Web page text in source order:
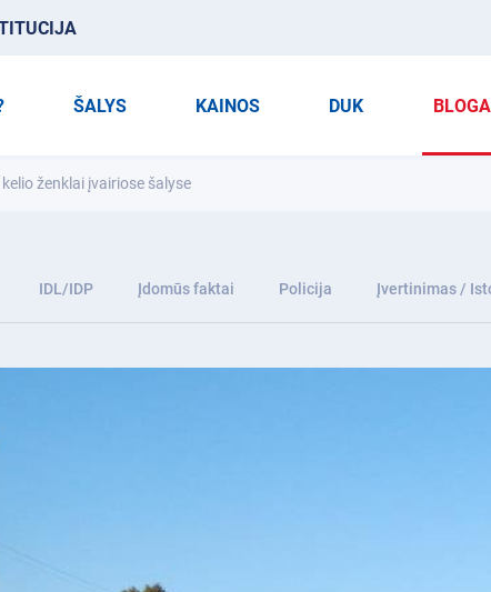
ŠALYS KAINOS DUK
ženklai įvairiose šalyse
IDL/IDP Įdomūs faktai Policija Įvertinimas /